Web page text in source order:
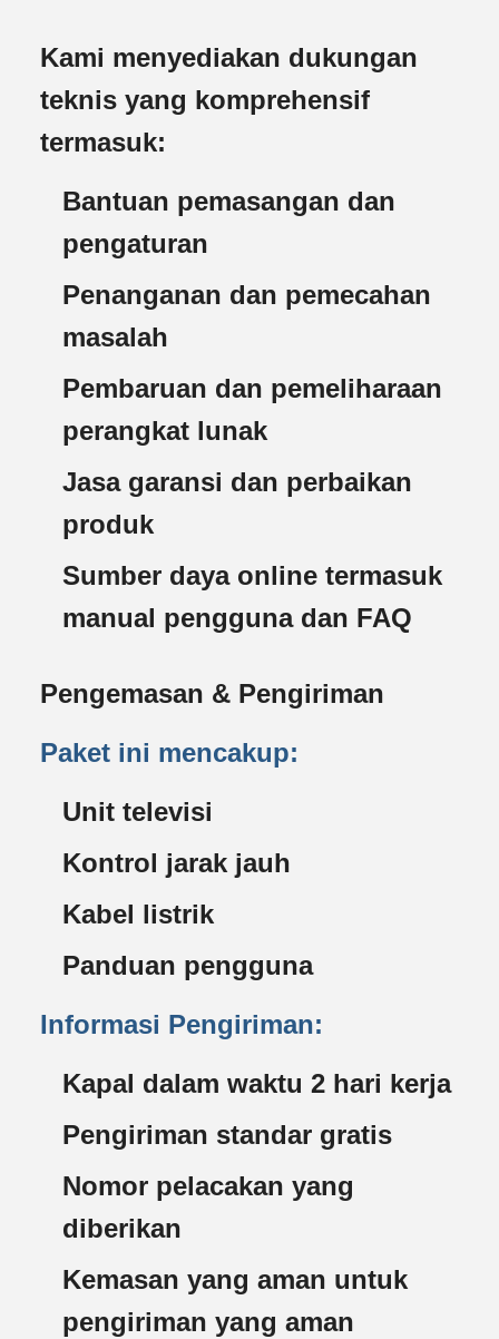
Kami menyediakan dukungan
teknis yang komprehensif
termasuk:
Bantuan pemasangan dan
pengaturan
Penanganan dan pemecahan
masalah
Pembaruan dan pemeliharaan
perangkat lunak
Jasa garansi dan perbaikan
produk
Sumber daya online termasuk
manual pengguna dan FAQ
Pengemasan & Pengiriman
Paket ini mencakup:
Unit televisi
Kontrol jarak jauh
Kabel listrik
Panduan pengguna
Informasi Pengiriman:
Kapal dalam waktu 2 hari kerja
Pengiriman standar gratis
Nomor pelacakan yang
diberikan
Kemasan yang aman untuk
pengiriman yang aman